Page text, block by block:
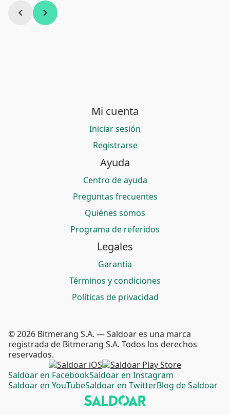
chevron_left chevron_right
Mi cuenta
Iniciar sesión
Registrarse
Ayuda
Centro de ayuda
Preguntas frecuentes
Quiénes somos
Programa de referidos
Legales
Garantía
Términos y condiciones
Políticas de privacidad
Saldoar en FacebookSaldoar en Instagram
Saldoar en YouTubeSaldoar en TwitterBlog de Saldoar
© 2026 Bitmerang S.A. — Saldoar es una marca
registrada de Bitmerang S.A. Todos los derechos
reservados.